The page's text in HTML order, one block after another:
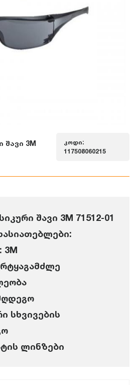
3M
კოდი:
117508060215
შავი 3M 71512-01
3M
სხვივების
ლინზები